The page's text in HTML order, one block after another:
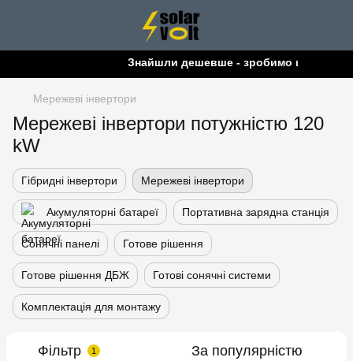
Знайшли дешевше - зробимо ще
Мережеві інвертори
Мережеві інвертори потужністю 120
kW
Гібридні інвертори Мережеві інвертори
Акумуляторні батареї Портативна зарядна станція
Сонячні панелі Готове рішення
Готове рішення ДБЖ Готові сонячні системи
Комплектація для монтажу
Фільтр 1 За популярністю